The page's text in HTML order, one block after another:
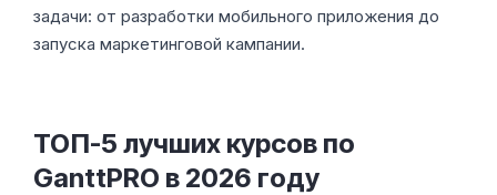
задачи: от разработки мобильного приложения до
запуска маркетинговой кампании.
ТОП-5 лучших курсов по
GanttPRO в 2026 году